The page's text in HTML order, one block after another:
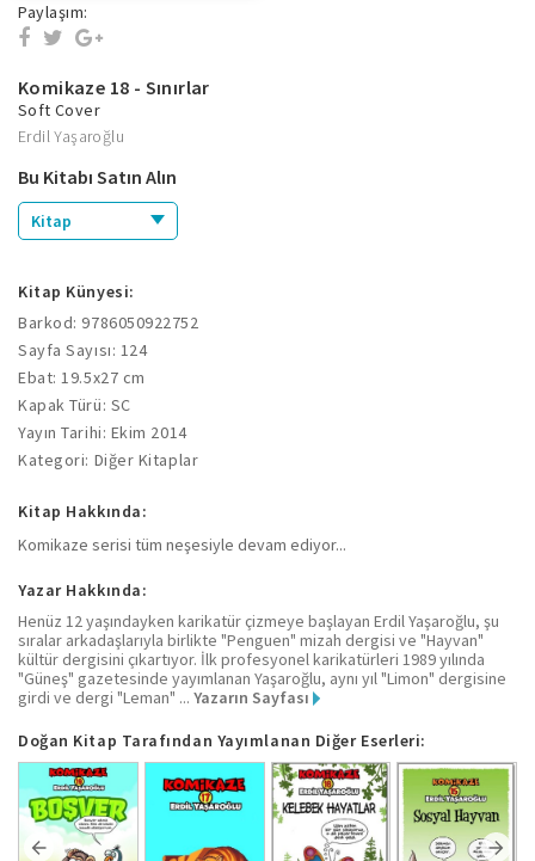
Paylaşım:
Komikaze 18 - Sınırlar
Soft Cover
Erdil Yaşaroğlu
Bu Kitabı Satın Alın
Kitap
Kitap Künyesi:
Barkod: 9786050922752
Sayfa Sayısı: 124
Ebat: 19.5x27 cm
Kapak Türü: SC
Yayın Tarihi: Ekim 2014
Kategori: Diğer Kitaplar
Kitap Hakkında:
Komikaze serisi tüm neşesiyle devam ediyor...
Yazar Hakkında:
Henüz 12 yaşındayken karikatür çizmeye başlayan Erdil Yaşaroğlu, şu
sıralar arkadaşlarıyla birlikte "Penguen" mizah dergisi ve "Hayvan"
kültür dergisini çıkartıyor. İlk profesyonel karikatürleri 1989 yılında
"Güneş" gazetesinde yayımlanan Yaşaroğlu, aynı yıl "Limon" dergisine
girdi ve dergi "Leman" ... Yazarın Sayfası
Doğan Kitap Tarafından Yayımlanan Diğer Eserleri: